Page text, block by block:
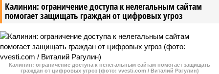
Калинин: ограничение доступа к нелегальным сайтам
помогает защищать граждан от цифровых угроз
Калинин: ограничение доступа к нелегальным сайтам помогает защищать
граждан от цифровых угроз (фото: vvesti.com / Виталий Рагулин)